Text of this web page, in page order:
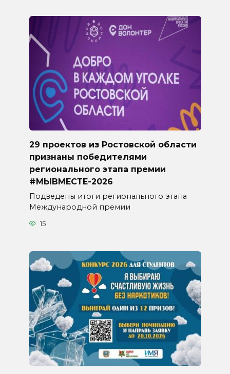
29 проектов из Ростовской области
признаны победителями
регионального этапа премии
#МЫВМЕСТЕ-2026
Подведены итоги регионального этапа
Международной премии
15